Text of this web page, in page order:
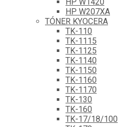
HP W207XA
TÓNER KYOCERA
TK-110
TK-1115
TK-1125
TK-1140
TK-1150
TK-1160
TK-1170
TK-130
TK-160
TK-17/18/100